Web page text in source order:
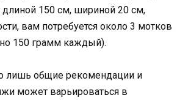
150 см, шириной 20 см,
вам потребуется около 3 мотков
150 грамм каждый).
лишь общие рекомендации и
может варьироваться в